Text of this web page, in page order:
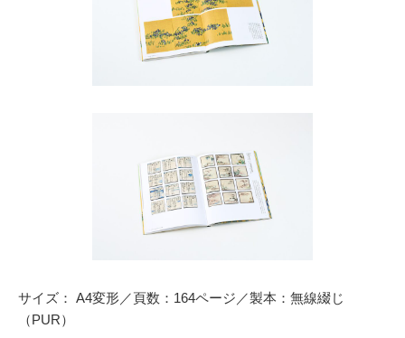
サイズ： A4変形／頁数：164ページ／製本：無線綴じ
（PUR）